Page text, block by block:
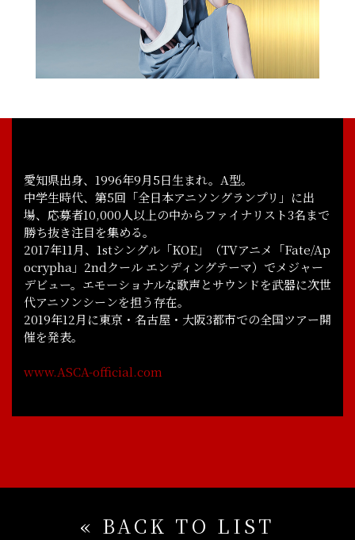
STAFF, CAST CHARACTER
STORY MUSIC
Blu-ray & DVD GOODS
MOVIE SPECIAL
愛知県出身、1996年9月5日生まれ。A型。
中学生時代、第5回「全日本アニソングランプリ」に出
場、応募者10,000人以上の中からファイナリスト3名まで
勝ち抜き注目を集める。
2017年11月、1stシングル「KOE」（TVアニメ「Fate/Ap
ocrypha」2ndクール エンディングテーマ）でメジャー
デビュー。エモーショナルな歌声とサウンドを武器に次世
代アニソンシーンを担う存在。
2019年12月に東京・名古屋・大阪3都市での全国ツアー開
催を発表。
www.ASCA-official.com
« BACK TO LIST